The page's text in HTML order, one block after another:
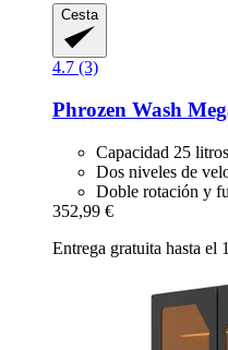
Cesta
4.7 (3)
Phrozen Wash
Capacidad 25 litros
Dos niveles de
Doble rotación y
352,99 €
Entrega gratuita hasta el